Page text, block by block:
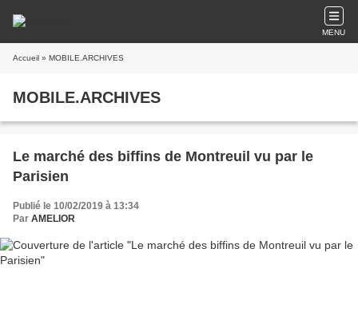
MENU
Accueil » MOBILE.ARCHIVES
MOBILE.ARCHIVES
Le marché des biffins de Montreuil vu par le
Parisien
Publié le 10/02/2019 à 13:34
Par AMELIOR